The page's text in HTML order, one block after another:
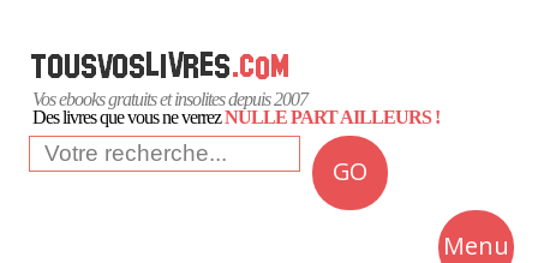
Vos ebooks gratuits et insolites depuis 2007
Des livres que vous ne verrezNULLE PART AILLEURS !
GO
Menu
Insolite